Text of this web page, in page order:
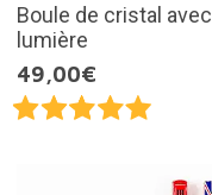
Boule de cristal avec
lumière
49,00€